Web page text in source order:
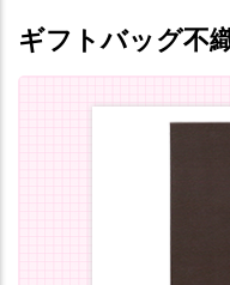
ギフトバッグ不